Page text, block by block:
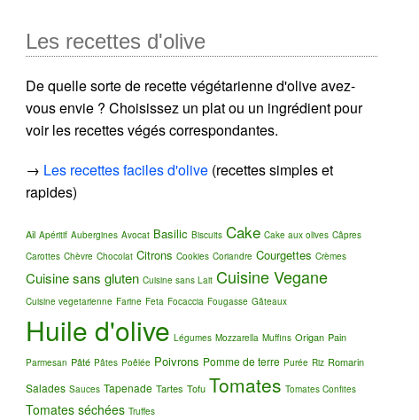
Les recettes d'olive
De quelle sorte de recette végétarienne d'olive avez-
vous envie ? Choisissez un plat ou un ingrédient pour
voir les recettes végés correspondantes.
→ Les recettes faciles d'olive (recettes simples et
rapides)
Ail Apéritif Aubergines Avocat Basilic Biscuits Cake Cake aux olives Câpres
Carottes Chèvre Chocolat Citrons Cookies Coriandre Courgettes Crèmes
Cuisine sans gluten Cuisine sans Lait Cuisine Vegane
Cuisine vegetarienne Farine Feta Focaccia Fougasse Gâteaux
Huile d'olive Légumes Mozzarella Muffins Origan Pain
Parmesan Pâté Pâtes Poêlée Poivrons Pomme de terre Purée Riz Romarin
Salades Sauces Tapenade Tartes Tofu Tomates Tomates Confites
Tomates séchées Truffes